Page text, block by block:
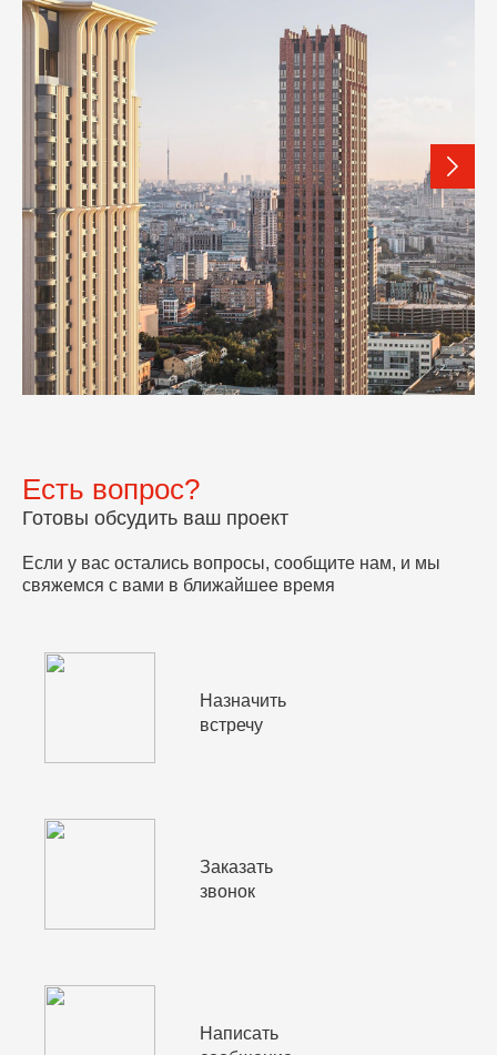
Есть вопрос?
Готовы обсудить ваш проект
Если у вас остались вопросы, сообщите нам, и мы
свяжемся с вами в ближайшее время
Назначить
встречу
Заказать
звонок
Написать